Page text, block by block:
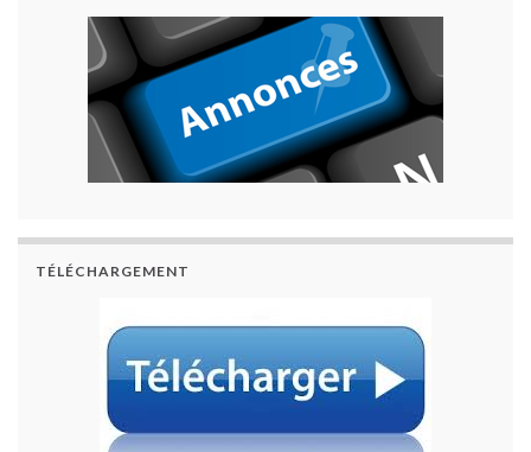
TÉLÉCHARGEMENT